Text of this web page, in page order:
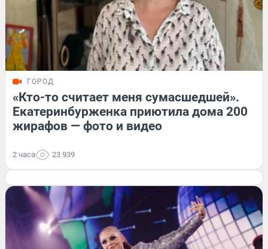
ГОРОД
«Кто-то считает меня сумасшедшей».
Екатеринбурженка приютила дома 200
жирафов — фото и видео
2 часа 23 939